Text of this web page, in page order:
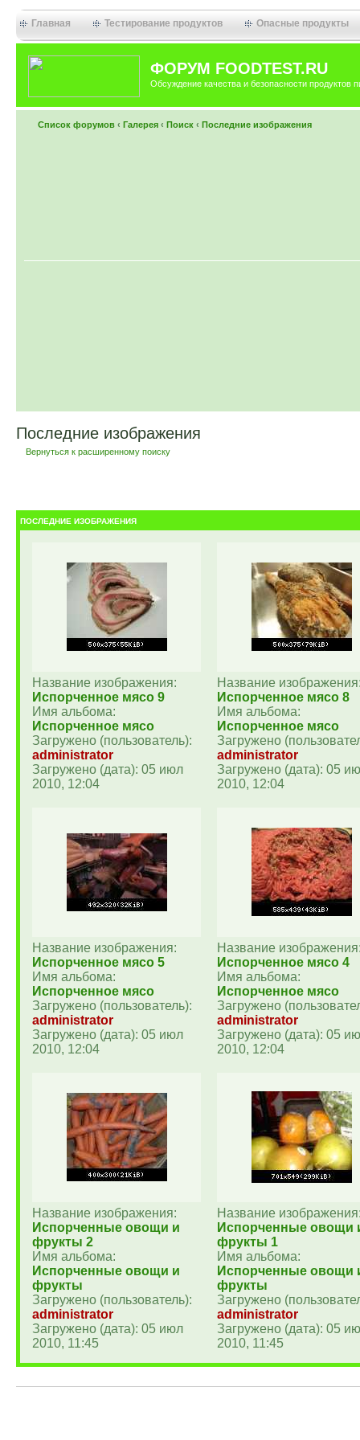
Главная Тестирование продуктов Опасные продукты
ФОРУМ FOODTEST.RU
Обсуждение качества и безопасности продуктов
Список форумов ‹ Галерея ‹ Поиск ‹ Последние изображения
Последние изображения
Вернуться к расширенному поиску
ПОСЛЕДНИЕ ИЗОБРАЖЕНИЯ
Название изображения:
Испорченное мясо 9
Имя альбома:
Испорченное мясо
Загружено (пользователь):
administrator
Загружено (дата): 05 июл
2010, 12:04
Название
Испорченное мясо 8
Имя альбома:
Испорченное мясо
Загружено
administrator
Загружено (дата): 05
2010, 12:04
Название изображения:
Испорченное мясо 5
Имя альбома:
Испорченное мясо
Загружено (пользователь):
administrator
Загружено (дата): 05 июл
2010, 12:04
Название
Испорченное мясо 4
Имя альбома:
Испорченное мясо
Загружено
administrator
Загружено (дата): 05
2010, 12:04
Название изображения:
Испорченные овощи и
фрукты 2
Имя альбома:
Испорченные овощи и
фрукты
Загружено (пользователь):
administrator
Загружено (дата): 05 июл
2010, 11:45
Название
Испорченные овощи
фрукты 1
Имя альбома:
Испорченные овощи
фрукты
Загружено
administrator
Загружено (дата): 05
2010, 11:45